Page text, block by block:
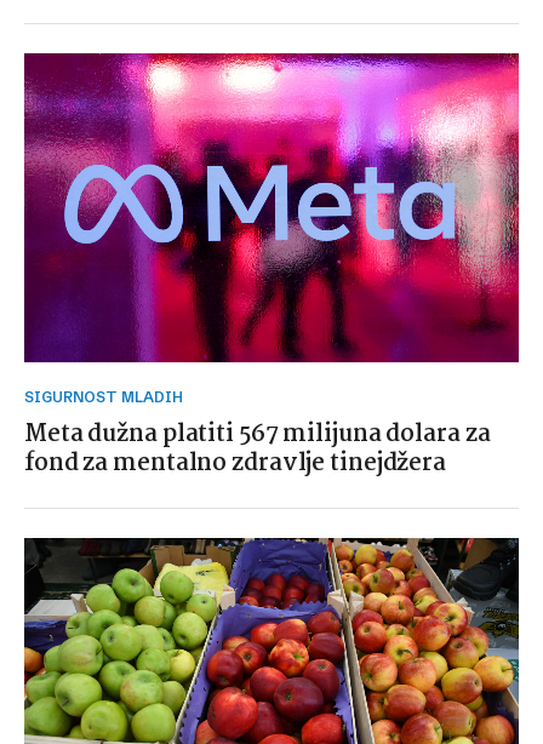
SIGURNOST MLADIH
Meta dužna platiti 567 milijuna dolara za
fond za mentalno zdravlje tinejdžera